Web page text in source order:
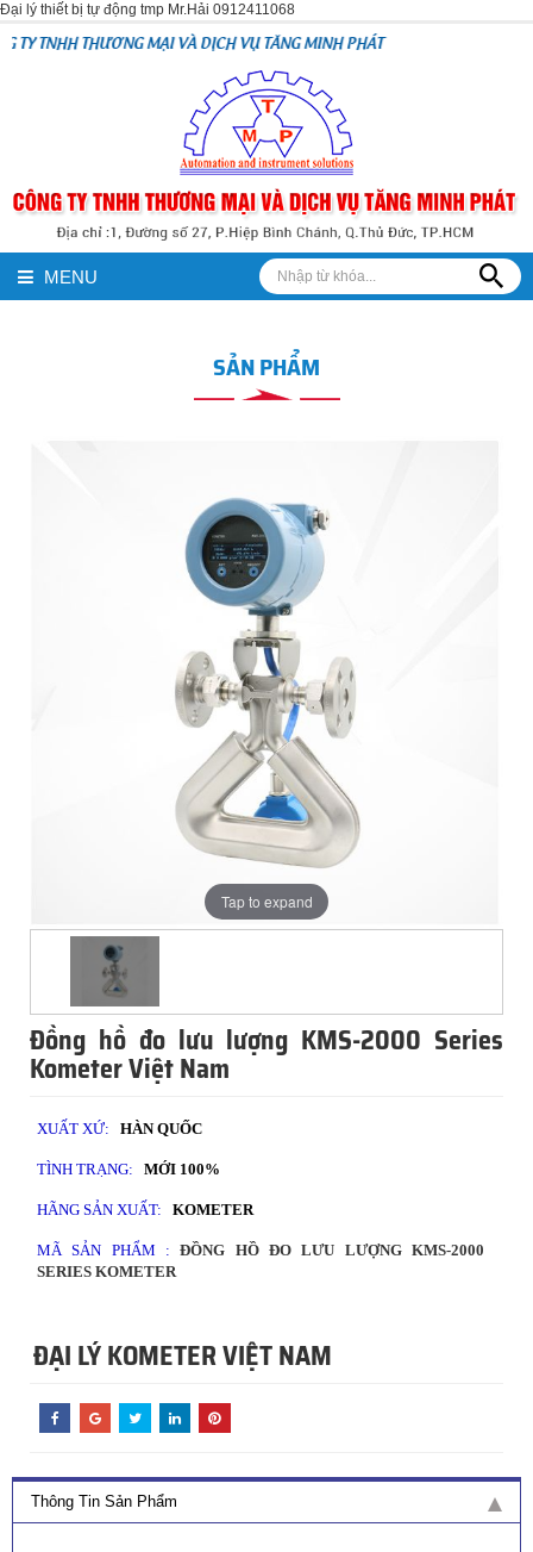
Đại lý thiết bị tự động tmp Mr.Hải 0912411068
THƯƠNG MẠI VÀ DỊCH VỤ TĂNG MINH PHÁT
MENU
SẢN PHẨM
Tap to expand
Đồng hồ đo lưu lượng KMS-2000 Series
Kometer Việt Nam
XUẤT XỨ: HÀN QUỐC
TÌNH TRẠNG: MỚI 100%
HÃNG SẢN XUẤT: KOMETER
MÃ SẢN PHẨM :ĐỒNG HỒ ĐO LƯU LƯỢNG KMS-2000
SERIES KOMETER
ĐẠI LÝ KOMETER VIỆT NAM
Thông Tin Sản Phẩm